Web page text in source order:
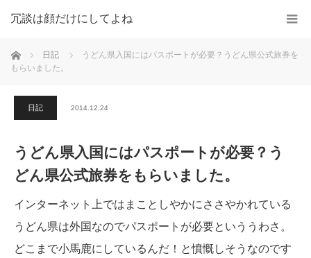
冗談は顔だけにしてよね
ホーム 日記
うどん県入国にはパスポートが必要？うどん県公式旅券を
もらいました。
日記 2014.12.24
うどん県入国にはパスポートが必要？う
どん県公式旅券をもらいました。
インターネット上ではまことしやかにささやかれている
うどん県は外国なのでパスポートが必要といううわさ。
どこまで小馬鹿にしているんだ！と憤慨しそうなのです